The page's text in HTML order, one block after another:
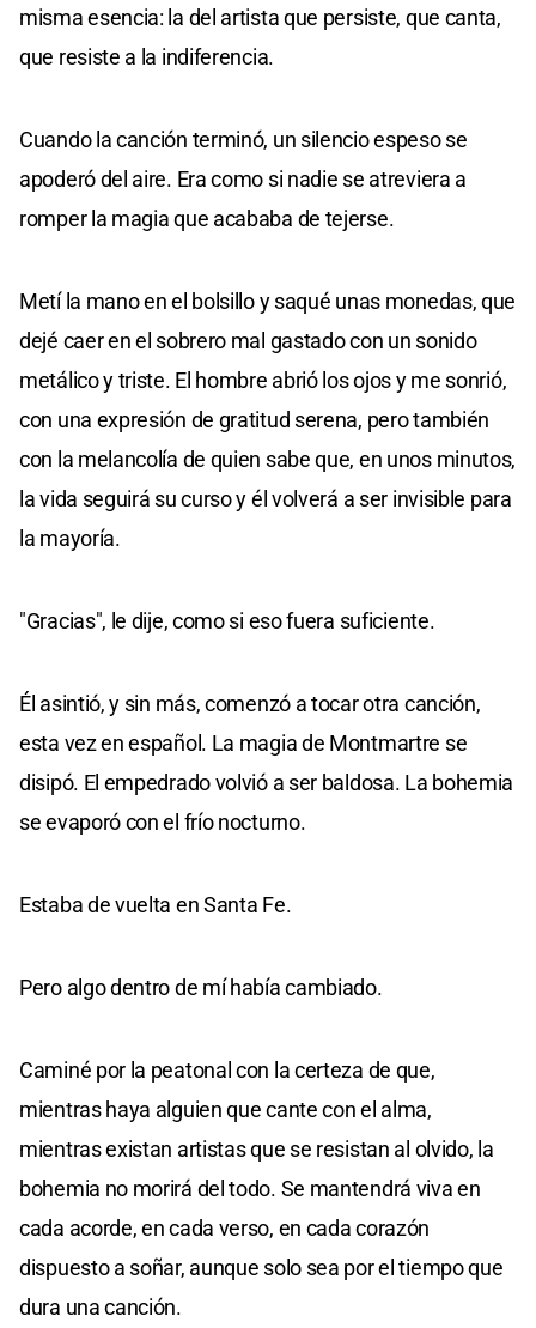
misma esencia: la del artista que persiste, que canta,
que resiste a la indiferencia.
Cuando la canción terminó, un silencio espeso se
apoderó del aire. Era como si nadie se atreviera a
romper la magia que acababa de tejerse.
Metí la mano en el bolsillo y saqué unas monedas, que
dejé caer en el sobrero mal gastado con un sonido
metálico y triste. El hombre abrió los ojos y me sonrió,
con una expresión de gratitud serena, pero también
con la melancolía de quien sabe que, en unos minutos,
la vida seguirá su curso y él volverá a ser invisible para
la mayoría.
"Gracias", le dije, como si eso fuera suficiente.
Él asintió, y sin más, comenzó a tocar otra canción,
esta vez en español. La magia de Montmartre se
disipó. El empedrado volvió a ser baldosa. La bohemia
se evaporó con el frío nocturno.
Estaba de vuelta en Santa Fe.
Pero algo dentro de mí había cambiado.
Caminé por la peatonal con la certeza de que,
mientras haya alguien que cante con el alma,
mientras existan artistas que se resistan al olvido, la
bohemia no morirá del todo. Se mantendrá viva en
cada acorde, en cada verso, en cada corazón
dispuesto a soñar, aunque solo sea por el tiempo que
dura una canción.